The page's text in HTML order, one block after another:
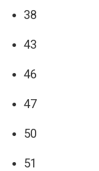
38
43
46
47
50
51